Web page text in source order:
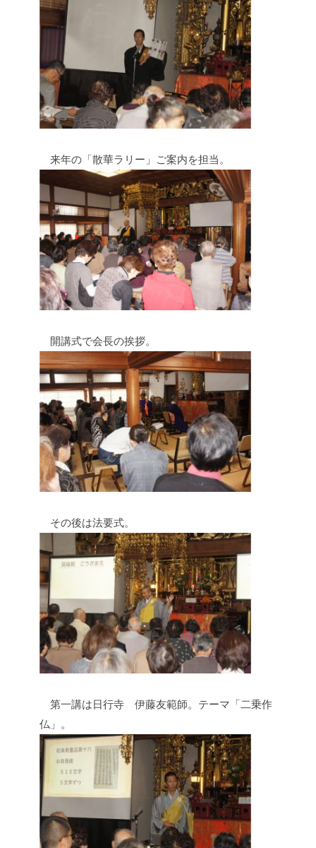
来年の「散華ラリー」ご案内を担当。
開講式で会長の挨拶。
その後は法要式。
第一講は日行寺 伊藤友範師。テーマ「二乗作
仏」。